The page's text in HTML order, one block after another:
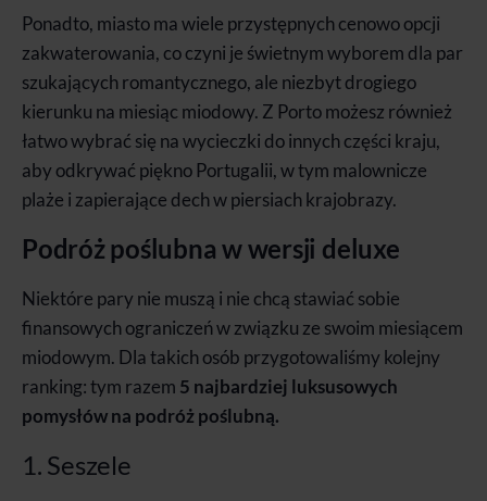
Ponadto, miasto ma wiele przystępnych cenowo opcji
zakwaterowania, co czyni je świetnym wyborem dla par
szukających romantycznego, ale niezbyt drogiego
kierunku na miesiąc miodowy. Z Porto możesz również
łatwo wybrać się na wycieczki do innych części kraju,
aby odkrywać piękno Portugalii, w tym malownicze
plaże i zapierające dech w piersiach krajobrazy.
Podróż poślubna w wersji deluxe
Niektóre pary nie muszą i nie chcą stawiać sobie
finansowych ograniczeń w związku ze swoim miesiącem
miodowym. Dla takich osób przygotowaliśmy kolejny
ranking: tym razem 5 najbardziej luksusowych
pomysłów na podróż poślubną.
1. Seszele